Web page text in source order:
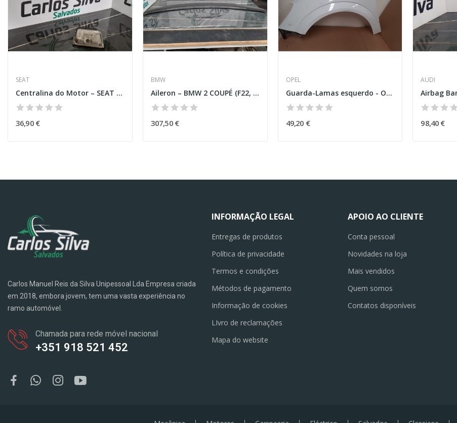
SEAT
Centralina do Motor – SEAT CORDOBA (6K1, 6K2)
36,90 €
BMW
Aileron – BMW 2 COUPÉ (F22, F87)
307,50 €
OPEL
Guarda-Lamas esquerdo - Opel Astra H (GTC) Cosmo
49,20 €
AUDI
98,40 €
Carlos Manuel Reis da Silva Unipessoal Lda Empresa criada
em 2018, embora jovem, tem uma vasta experiência no
ramo automóvel.
Chamada para rede móvel nacional
+351 918 521 452
INFORMAÇÃO LEGAL
Entregas de produtos
Política de privacidade
Termos e condições
Métodos de pagamento
Informação de cookies
LIvro de reclamações
Mapa do website
APOIO AO CLIENTE
Conta pessoal
Novidades na loja
Mais vendidos
Quem somos
Contatos disponíveis